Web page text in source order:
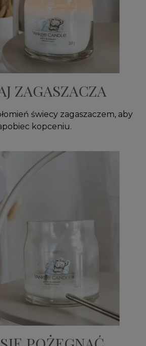
ZAGASZACZA
świecy zagaszaczem, aby
kopceniu.